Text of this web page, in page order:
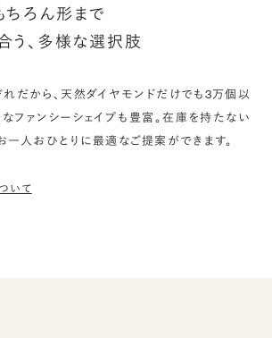
ちろん形まで
う、多様な選択肢
だから、天然ダイヤモンドだけでも3万個以
ファンシーシェイプも豊富。在庫を持たない
一人おひとりに最適なご提案ができます。
いて